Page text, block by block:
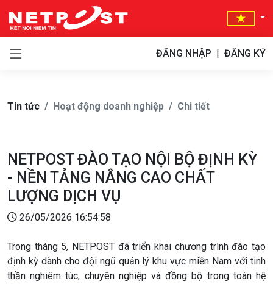
ĐĂNG NHẬP | ĐĂNG KÝ
Tin tức Hoạt động doanh nghiệp Chi tiết
NETPOST ĐÀO TẠO NỘI BỘ ĐỊNH KỲ
- NỀN TẢNG NÂNG CAO CHẤT
LƯỢNG DỊCH VỤ
26/05/2026 16:54:58
Trong tháng 5, NETPOST đã triển khai chương trình đào tạo
định kỳ dành cho đội ngũ quản lý khu vực miền Nam với tinh
thần nghiêm túc, chuyên nghiệp và đồng bộ trong toàn hệ